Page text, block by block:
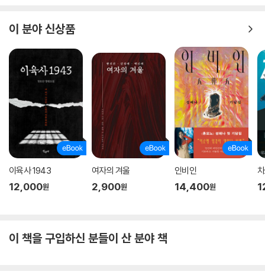
이 분야 신상품
이육사 1943
12,000원
여자의 겨울
2,900원
인비인
14,400원
이 책을 구입하신 분들이 산 분야 책